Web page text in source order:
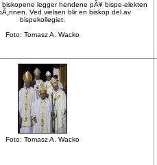
biskopene legger hendene pÃ¥ bispe-elekten
Ved vielsen blir en biskop del av
bispekollegiet.
Foto: Tomasz A. Wacko
Foto: Tomasz A. Wacko